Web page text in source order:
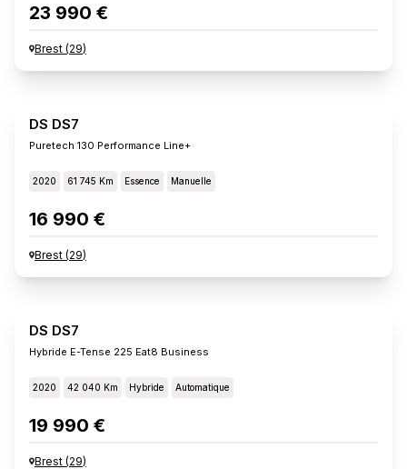
23 990 €
Brest (29)
DS DS7
Puretech 130 Performance Line+
2020 61 745 Km Essence Manuelle
16 990 €
Brest (29)
DS DS7
Hybride E-Tense 225 Eat8 Business
2020 42 040 Km Hybride Automatique
19 990 €
Brest (29)